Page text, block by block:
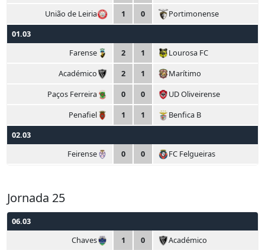
União de Leiria
1 0
Portimonense
01.03
Farense
2 1
Lourosa FC
Académico
2 1
Marítimo
Paços Ferreira
0 0
UD Oliveirense
Penafiel
1 1
Benfica B
02.03
Feirense
0 0 FC Felgueiras
Jornada 25
06.03
Chaves
1 0
Académico